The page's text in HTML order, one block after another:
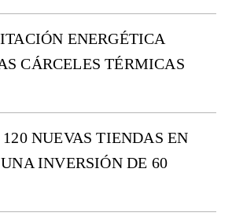
ENERGÉTICA
CÁRCELES TÉRMICAS
NUEVAS TIENDAS EN
INVERSIÓN DE 60